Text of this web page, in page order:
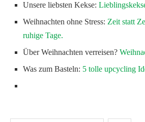
Unsere liebsten Kekse:
Weihnachten ohne Stress: Zeit statt
ruhige Tage.
Über Weihnachten verreisen?
Was zum Basteln: 5 tolle upcycling